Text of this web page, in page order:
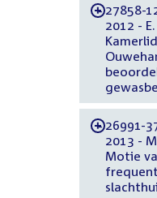
-27858-
2012 -
-26991-
2013 -
Motie